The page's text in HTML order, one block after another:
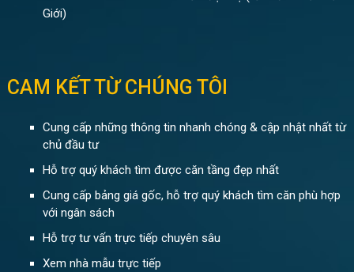
Giới)
CAM KẾT TỪ CHÚNG TÔI
Cung cấp những thông tin nhanh chóng & cập nhật nhất từ
chủ đầu tư
Hỗ trợ quý khách tìm được căn tầng đẹp nhất
Cung cấp bảng giá gốc, hỗ trợ quý khách tìm căn phù hợp
với ngân sách
Hỗ trợ tư vấn trực tiếp chuyên sâu
Xem nhà mẫu trực tiếp